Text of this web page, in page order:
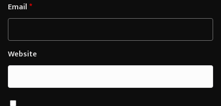
Email*
Website